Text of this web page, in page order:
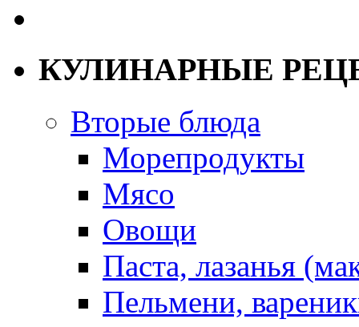
КУЛИНАРНЫЕ
Вторые блюда
Морепродукты
Мясо
Овощи
Паста, лазанья
Пельмени,